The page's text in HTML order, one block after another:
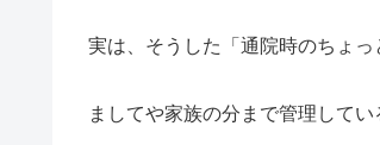
実は、そうした「通院時のちょ
ましてや家族の分まで管理して